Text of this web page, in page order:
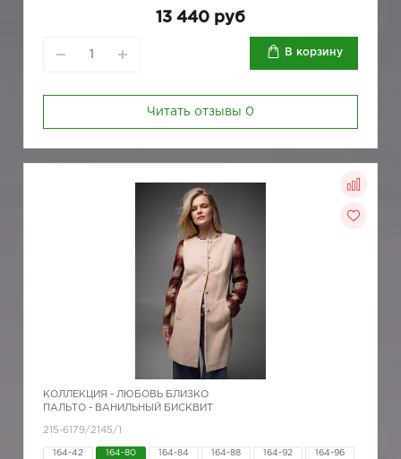
13 440 руб
В корзину
Читать отзывы 0
КОЛЛЕКЦИЯ - ЛЮБОВЬ БЛИЗКО
ПАЛЬТО - ВАНИЛЬНЫЙ БИСКВИТ
215-6179/2145/1
164-42 164-80 164-84 164-88 164-92 164-96